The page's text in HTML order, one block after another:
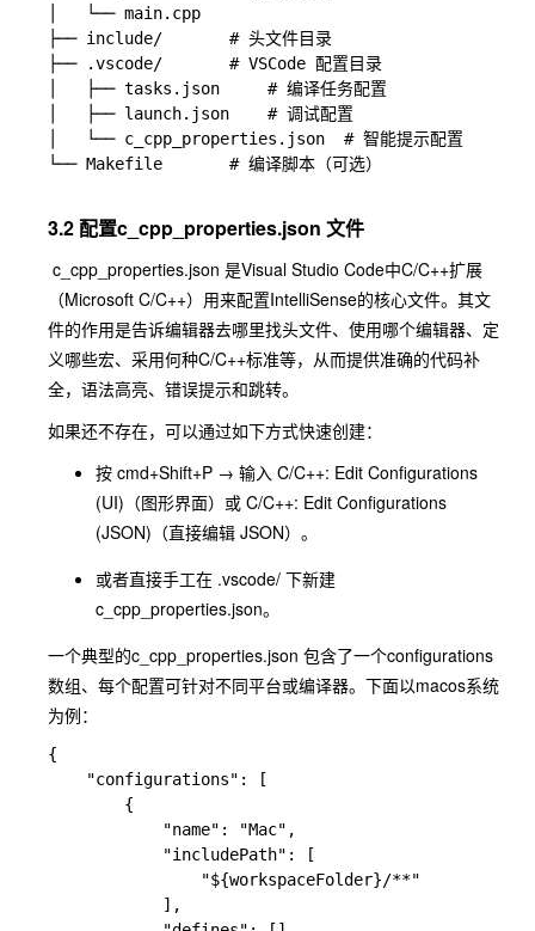
│   └── main.cpp
├── include/       # 头文件目录
├── .vscode/       # VSCode 配置目录
│   ├── tasks.json     # 编译任务配置
│   ├── launch.json    # 调试配置
│   └── c_cpp_properties.json  # 智能提示配置
└── Makefile       # 编译脚本（可选）
3.2 配置c_cpp_properties.json 文件
c_cpp_properties.json 是Visual Studio Code中C/C++扩展
（Microsoft C/C++）用来配置IntelliSense的核心文件。其文
件的作用是告诉编辑器去哪里找头文件、使用哪个编辑器、定
义哪些宏、采用何种C/C++标准等，从而提供准确的代码补
全，语法高亮、错误提示和跳转。
如果还不存在，可以通过如下方式快速创建：
按 cmd+Shift+P → 输入 C/C++: Edit Configurations
(UI) （图形界面）或 C/C++: Edit Configurations
(JSON) （直接编辑 JSON）。
或者直接手工在 .vscode/ 下新建
c_cpp_properties.json。
一个典型的c_cpp_properties.json 包含了一个configurations
数组、每个配置可针对不同平台或编译器。下面以macos系统
为例：
{
    "configurations": [
        {
            "name": "Mac",
            "includePath": [
                "${workspaceFolder}/**"
            ],